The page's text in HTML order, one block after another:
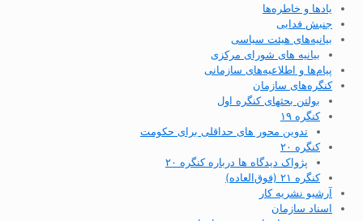
یادها و خاطره‌ها
جنبش فدایی
بیانیه‌های هیئت سیاسی
بیانیه های شورای مرکزی
پیام‌ها و اطلاعیه‌های سازمانی
کنگره‌های سازمان
بولتن بحثهای کنگره اول
کنگره ۱۹
تدوین محور های حداقلی برای حکومت
کنگره ۲۰
پژواک دیدگاه ها درباره کنگره ۲۰
کنگره ۲۱ (فوق‌العاده)
آرشیو نشریه کار
اسناد سازمان